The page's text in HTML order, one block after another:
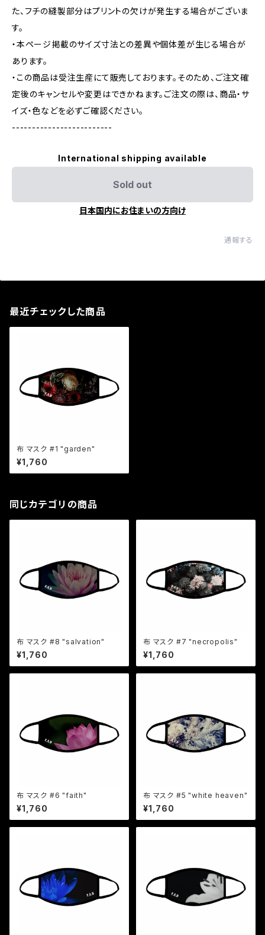
た、フチの縫製部分はプリントの欠けが発生する場合がございま
す。
・本ページ掲載のサイズ寸法との差異や個体差が生じる場合が
あります。
・この商品は受注生産にて販売しております。そのため、ご注文確
定後のキャンセルや変更はできかねます。ご注文の際は、商品・サ
イズ・色などを必ずご確認ください。
-------------------------
International shipping available
Sold out
日本国内にお住まいの方向け
通報する
最近チェックした商品
布 マスク #1 "garden"
¥1,760
同じカテゴリの商品
布 マスク #8 "salvation"
¥1,760
布 マスク #7 "necropolis"
¥1,760
布 マスク #6 "faith"
¥1,760
布 マスク #5 "white heaven"
¥1,760